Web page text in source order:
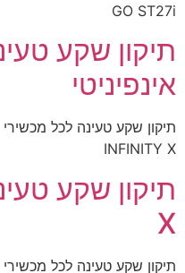
GO ST27i
אינפיניטי
INFINITY X
X